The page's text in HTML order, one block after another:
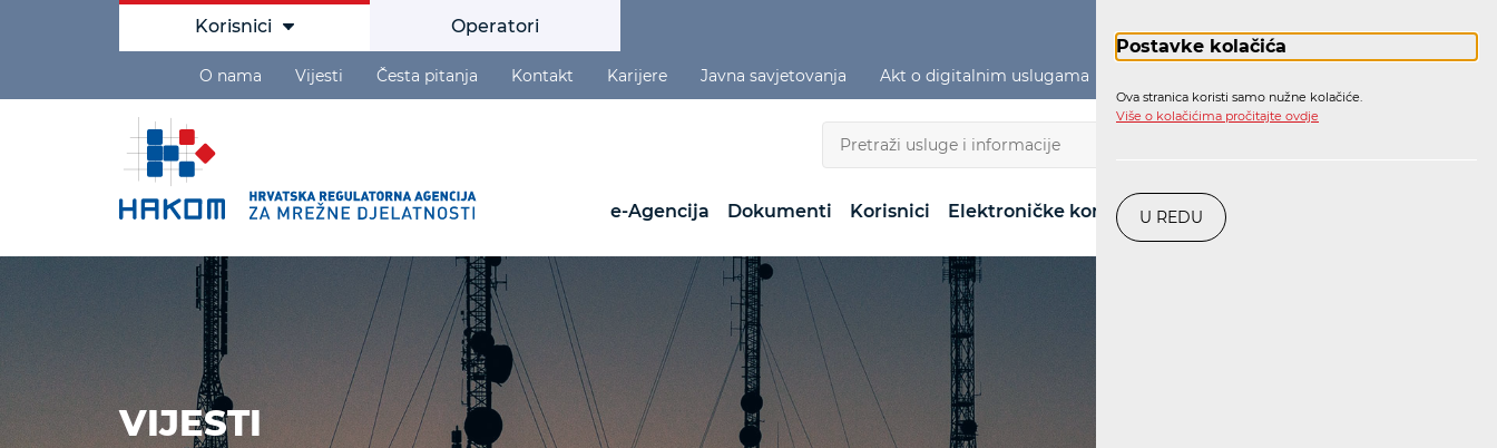
Postavke kolačića
Ova stranica koristi samo nužne kolačiće.
Više o kolačićima pročitajte ovdje
U REDU
Korisnici Operatori
O nama Vijesti Česta pitanja Kontakt Karijere Javna savjetovanja Akt o digitalnim uslugama
e-Agencija Dokumenti Korisnici Elektroničke komunikacije Pošta
VIJESTI